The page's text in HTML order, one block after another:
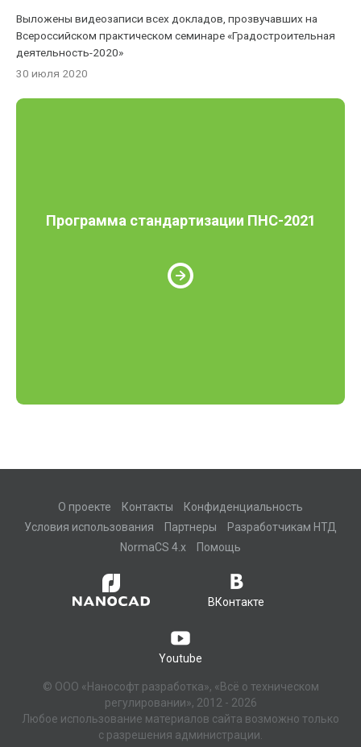
Выложены видеозаписи всех докладов, прозвучавших на
Всероссийском практическом семинаре «Градостроительная
деятельность-2020»
30 июля 2020
Программа стандартизации ПНС-2021
О проекте Контакты
Конфиденциальность
Условия использования
Партнеры
Разработчикам НТД
NormaCS 4.x
Помощь
ВКонтакте
Youtube
© ООО «Нанософт разработка», «Всё о техническом
регулировании», 2012 - 2026
Любое использование материалов сайта возможно только
с разрешения администрации.